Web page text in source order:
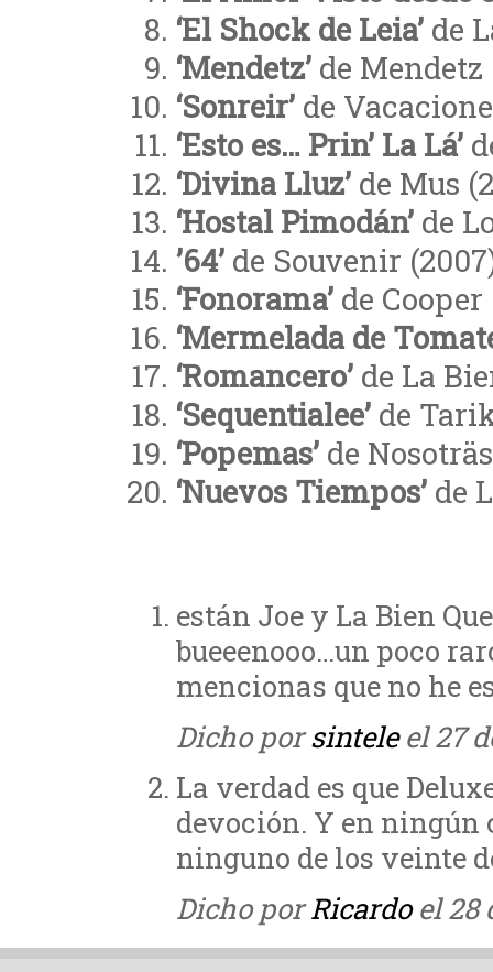
‘El Shock de Leia’ de
‘Mendetz’ de Mendetz
‘Sonreir’ de
‘Esto es… Prin’ La Lá’
‘Divina Lluz’ de Mus
‘Hostal Pimodán’ de
’64’ de Souvenir
‘Fonorama’ de
‘Mermelada de
‘Romancero’ de La
‘Sequentialee’ de
‘Popemas’ de
‘Nuevos Tiempos’ de
están Joe y La Bien
bueeenooo…un poco
mencionas que no he
Dicho porsinteleel 27
La verdad es que
devoción. Y en ningún
ninguno de los veinte
Dicho porRicardoel 28